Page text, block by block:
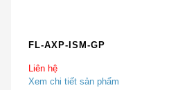
FL-AXP-ISM-GP
Liên hệ
Xem chi tiết sản phẩm